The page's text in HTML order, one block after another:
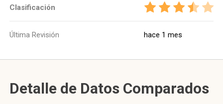
Clasificación
Última Revisión hace 1 mes
Detalle de Datos Comparados